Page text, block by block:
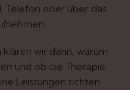
Telefon oder über das
wir dann, warum
und ob die Therapie
Leistungen richten